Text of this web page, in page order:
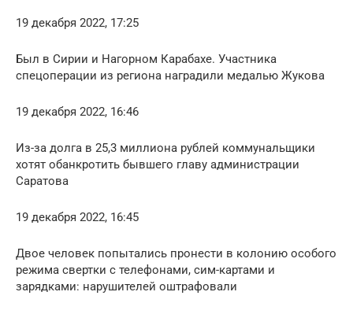
19 декабря 2022, 17:25
Был в Сирии и Нагорном Карабахе. Участника
спецоперации из региона наградили медалью Жукова
19 декабря 2022, 16:46
Из-за долга в 25,3 миллиона рублей коммунальщики
хотят обанкротить бывшего главу администрации
Саратова
19 декабря 2022, 16:45
Двое человек попытались пронести в колонию особого
режима свертки с телефонами, сим-картами и
зарядками: нарушителей оштрафовали